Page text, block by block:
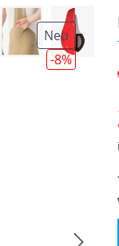
-8%
Neu